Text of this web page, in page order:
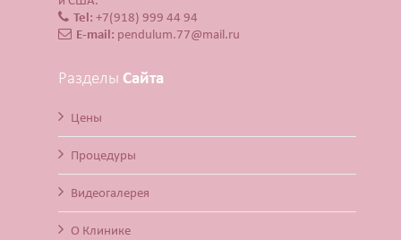
Tel: +7(918) 999 44 94
E-mail: pendulum.77@mail.ru
Разделы Сайта
Цены
Процедуры
Видеогалерея
О Клинике